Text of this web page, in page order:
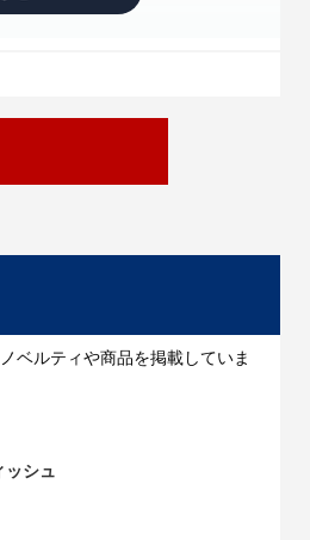
手が汚れてしまった時、近くに水道があ
際のおしりふきにも使うことが出来ま
と便利です。
やすい物を食べる機会が多い映画館。出
ベルティや商品を掲載していま
ッシュ